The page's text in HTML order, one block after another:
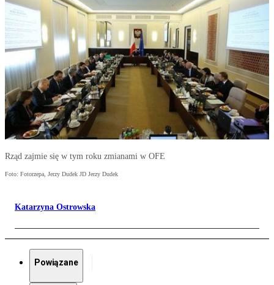
Rząd zajmie się w tym roku zmianami w OFE
Foto: Fotorzepa, Jerzy Dudek JD Jerzy Dudek
Katarzyna Ostrowska
Powiązane